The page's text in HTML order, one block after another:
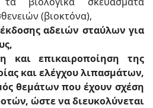
(βιοκτόνα),
αδειών σταύλων για
και επικαιροποίηση της
και ελέγχου λιπασμάτων,
θεμάτων που έχουν σχέση
ώστε να διευκολύνεται